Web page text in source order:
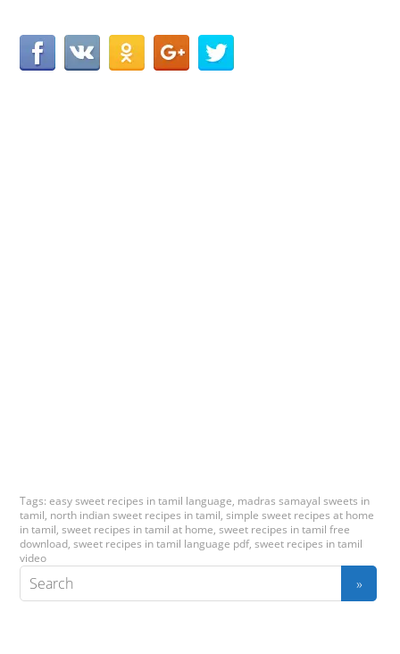
Tags:easy sweet recipes in tamil language, madras samayal sweets in
tamil, north indian sweet recipes in tamil,simple sweet recipes at home
in tamil,sweet recipes in tamil at home,sweet recipes in tamil free
download,sweet recipes in tamil language pdf,sweet recipes in tamil
video